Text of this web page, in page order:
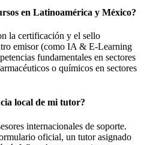
en Latinoamérica y México?
la certificación y el sello
emisor (como IA & E-Learning
fundamentales en sectores
o químicos en sectores
local de mi tutor?
internacionales de soporte.
oficial, un tutor asignado